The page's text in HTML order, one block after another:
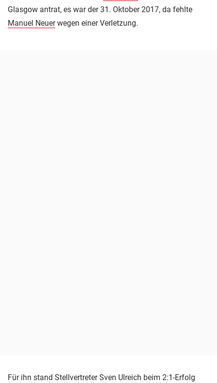
Glasgow antrat, es war der 31. Oktober 2017, da fehlte
Manuel Neuerwegen einer Verletzung.
Für ihn stand Stellvertreter Sven Ulreich beim 2:1-Erfolg